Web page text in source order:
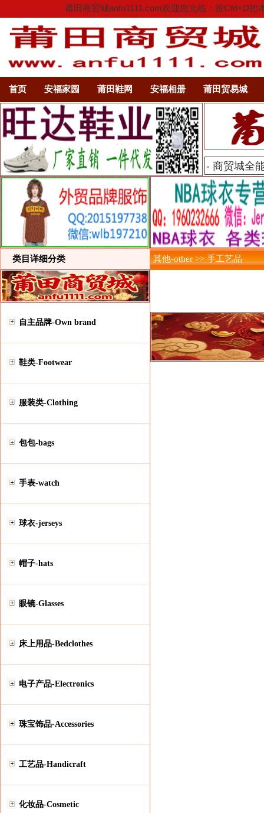
莆田商贸城anfu1111.com欢迎您光临：按Ctrl+D
首页 安福家园 莆田鞋网 安福相册 莆田贸易城
类目详细分类
自主品牌-Own brand
鞋类-Footwear
服装类-Clothing
包包-bags
手表-watch
球衣-jerseys
帽子-hats
眼镜-Glasses
床上用品-Bedclothes
电子产品-Electronics
珠宝饰品-Accessories
工艺品-Handicraft
化妆品-Cosmetic
其他-other >> 手工艺品